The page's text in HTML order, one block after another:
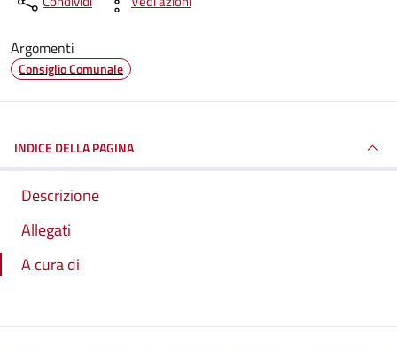
Argomenti
Consiglio Comunale
INDICE DELLA PAGINA
Descrizione
Allegati
A cura di